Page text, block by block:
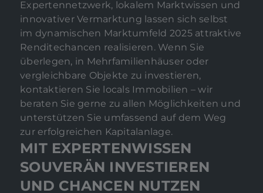
Expertennetzwerk, lokalem Marktwissen und
innovativer Vermarktung lassen sich selbst
im dynamischen Marktumfeld 2025 attraktive
Renditechancen realisieren. Wenn Sie
überlegen, in Mehrfamilienhäuser oder
vergleichbare Objekte zu investieren,
kontaktieren Sie locals Immobilien – wir
beraten Sie gerne zu allen Möglichkeiten und
unterstützen Sie umfassend auf dem Weg
zur erfolgreichen Kapitalanlage.
MIT EXPERTENWISSEN
SOUVERÄN INVESTIEREN
UND CHANCEN NUTZEN